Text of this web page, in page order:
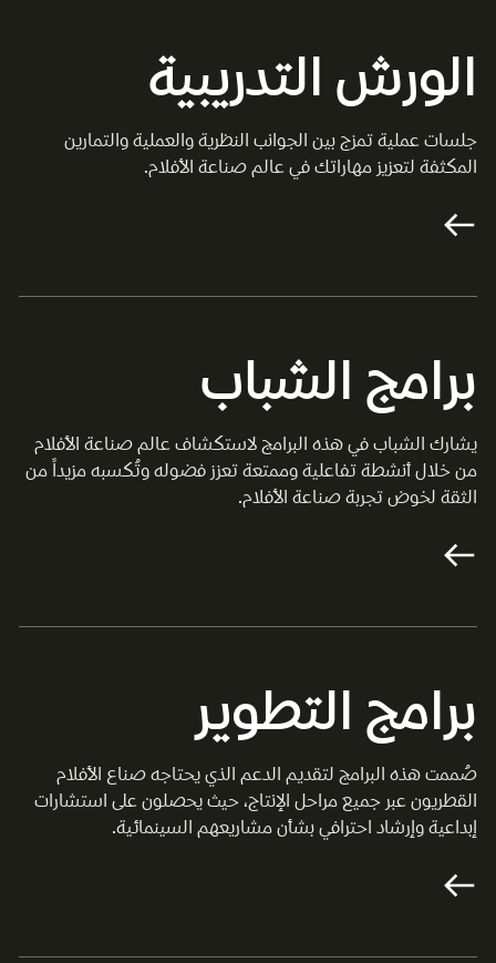
الورش التدريبية
جلسات عملية تمزج بين الجوانب النظرية والعملية والتمارين
المكثفة لتعزيز مهاراتك في عالم صناعة الأفلام.
برامج الشباب
يشارك الشباب في هذه البرامج لاستكشاف عالم صناعة الأفلام
من خلال أنشطة تفاعلية وممتعة تعزز فضوله وتُكسبه مزيداً من
الثقة لخوض تجربة صناعة الأفلام.
برامج التطوير
صُممت هذه البرامج لتقديم الدعم الذي يحتاجه صناع الأفلام
القطريون عبر جميع مراحل الإنتاج، حيث يحصلون على استشارات
إبداعية وإرشاد احترافي بشأن مشاريعهم السينمائية.